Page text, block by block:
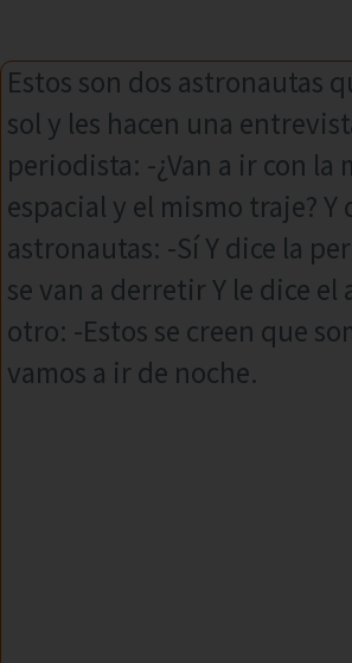
Estos son dos astronautas
sol y les hacen una
periodista: -¿Van a ir con la
espacial y el mismo traje? Y
astronautas: -Sí Y dice la
se van a derretir Y le dice el
otro: -Estos se creen que
vamos a ir de noche.